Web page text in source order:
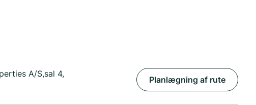
A/S,sal 4,
Planlægning af rute